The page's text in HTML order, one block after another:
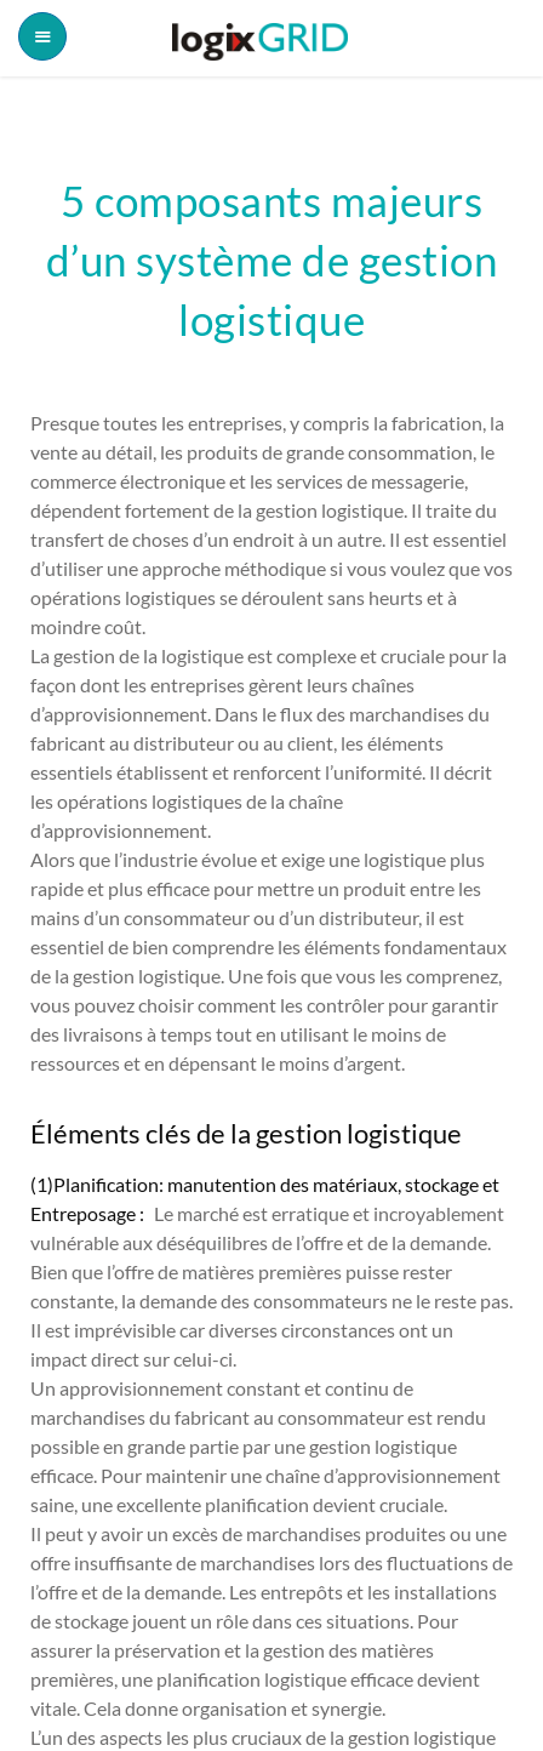
5 composants majeurs
d’un système de gestion
logistique
Presque toutes les entreprises, y compris la fabrication, la
vente au détail, les produits de grande consommation, le
commerce électronique et les services de messagerie,
dépendent fortement de la gestion logistique. Il traite du
transfert de choses d’un endroit à un autre. Il est essentiel
d’utiliser une approche méthodique si vous voulez que vos
opérations logistiques se déroulent sans heurts et à
moindre coût.
La gestion de la logistique est complexe et cruciale pour la
façon dont les entreprises gèrent leurs chaînes
d’approvisionnement. Dans le flux des marchandises du
fabricant au distributeur ou au client, les éléments
essentiels établissent et renforcent l’uniformité. Il décrit
les opérations logistiques de la chaîne
d’approvisionnement.
Alors que l’industrie évolue et exige une logistique plus
rapide et plus efficace pour mettre un produit entre les
mains d’un consommateur ou d’un distributeur, il est
essentiel de bien comprendre les éléments fondamentaux
de la gestion logistique. Une fois que vous les comprenez,
vous pouvez choisir comment les contrôler pour garantir
des livraisons à temps tout en utilisant le moins de
ressources et en dépensant le moins d’argent.
Éléments clés de la gestion logistique
(1)Planification: manutention des matériaux, stockage et
Entreposage : Le marché est erratique et incroyablement
vulnérable aux déséquilibres de l’offre et de la demande.
Bien que l’offre de matières premières puisse rester
constante, la demande des consommateurs ne le reste pas.
Il est imprévisible car diverses circonstances ont un
impact direct sur celui-ci.
Un approvisionnement constant et continu de
marchandises du fabricant au consommateur est rendu
possible en grande partie par une gestion logistique
efficace. Pour maintenir une chaîne d’approvisionnement
saine, une excellente planification devient cruciale.
Il peut y avoir un excès de marchandises produites ou une
offre insuffisante de marchandises lors des fluctuations de
l’offre et de la demande. Les entrepôts et les installations
de stockage jouent un rôle dans ces situations. Pour
assurer la préservation et la gestion des matières
premières, une planification logistique efficace devient
vitale. Cela donne organisation et synergie.
L’un des aspects les plus cruciaux de la gestion logistique